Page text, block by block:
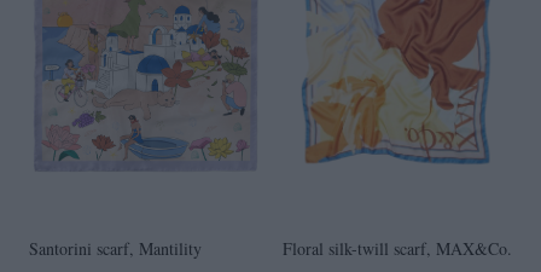
Santorini scarf, Mantility Floral silk-twill scarf, MAX&Co.